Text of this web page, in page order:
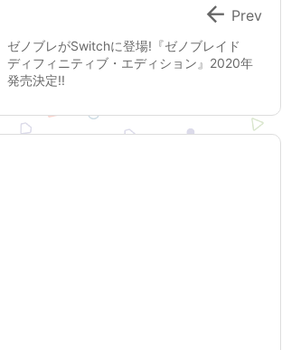
ゼノブレがSwitchに登場!『ゼノブレイド
ディフィニティブ・エディション』2020年
発売決定!!
 Prev